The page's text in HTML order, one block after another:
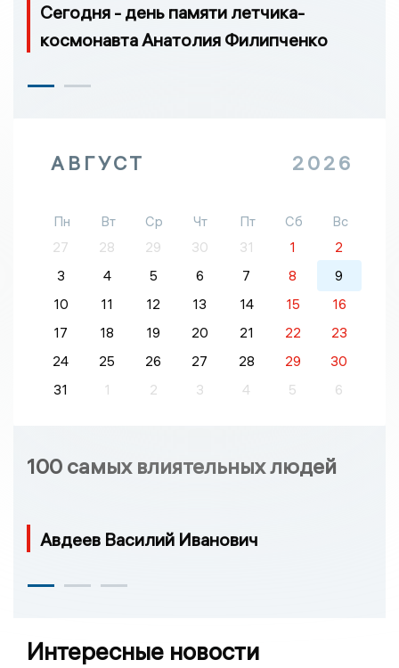
Сегодня - день памяти летчика-
космонавта Анатолия Филипченко
АВГУСТ 2026
Пн Вт Ср Чт Пт Сб
Вс
27
28 29 30 31 1
2
3
4 5 6 7 8
9
10
11 12 13 14 15
16
17
18 19 20 21 22
23
24
25 26 27 28 29
30
31
1 2 3 4 5 6
100 самых влиятельных людей
Авдеев Василий Иванович
Интересные новости